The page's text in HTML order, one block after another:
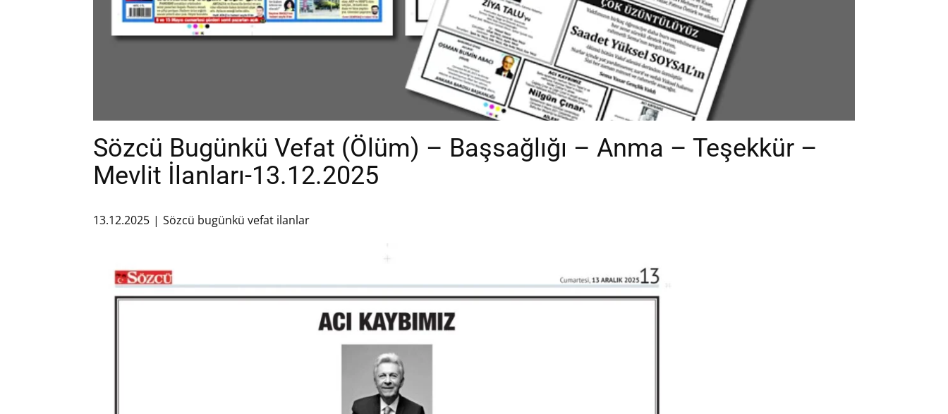
Sözcü Bugünkü Vefat (Ölüm) – Başsağlığı – Anma – Teşekkür –
Mevlit İlanları-13.12.2025
13.12.2025 Sözcü bugünkü vefat ilanlar